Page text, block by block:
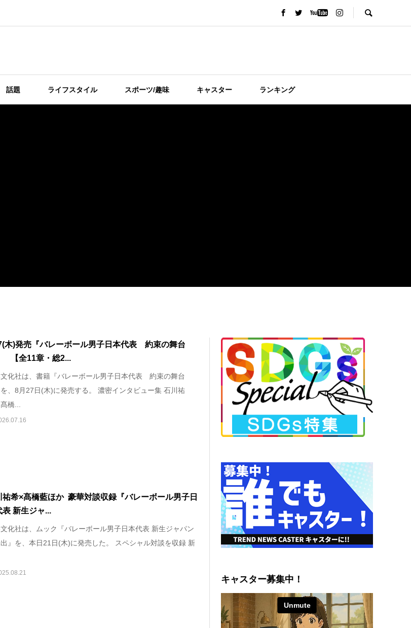
話題 ライフスタイル スポーツ/趣味 キャスター ランキング
木)発売『バレーボール男子日本代表 約束の舞台
【全11章・総2...
化社は、書籍『バレーボール男子日本代表 約束の舞台
、8月27日(木)に発売する。 濃密インタビュー集 石川祐
橋...
祐希×髙橋藍ほか 豪華対談収録『バレーボール男子日
表 新生ジャ...
化社は、ムック『バレーボール男子日本代表 新生ジャパン
』を、本日21日(木)に発売した。 スペシャル対談を収録 新
キャスター募集中！